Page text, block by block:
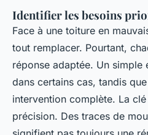
Identifier les besoins
Face à une toiture en
tout remplacer. Pourtant,
réponse adaptée. Un simple
dans certains cas, tandis
intervention complète. La
précision. Des traces de